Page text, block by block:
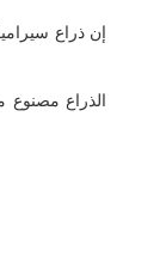
إن ذراع
الذراع مصنوع